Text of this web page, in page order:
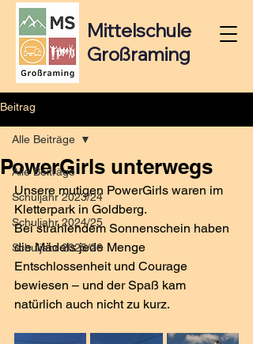
Mittelschule
Großraming
Beitrag
Alle Beiträge
Schuljahr 2023/24
Schuljahr 2024/25
Schuljahr 2025/26
Alle Beiträge
PowerGirls unterwegs
Unsere mutigen PowerGirls waren im
Kletterpark in Goldberg.
Bei strahlendem Sonnenschein haben
die Mädels jede Menge
Entschlossenheit und Courage
bewiesen – und der Spaß kam
natürlich auch nicht zu kurz.